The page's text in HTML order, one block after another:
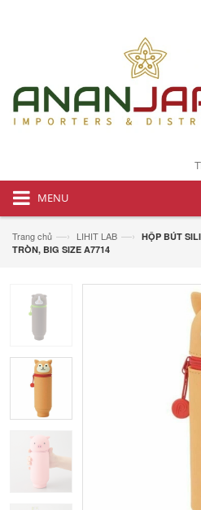
MENU
Trang chủ —› LIHIT LAB —› HỘP BÚT
TRÒN, BIG SIZE A7714